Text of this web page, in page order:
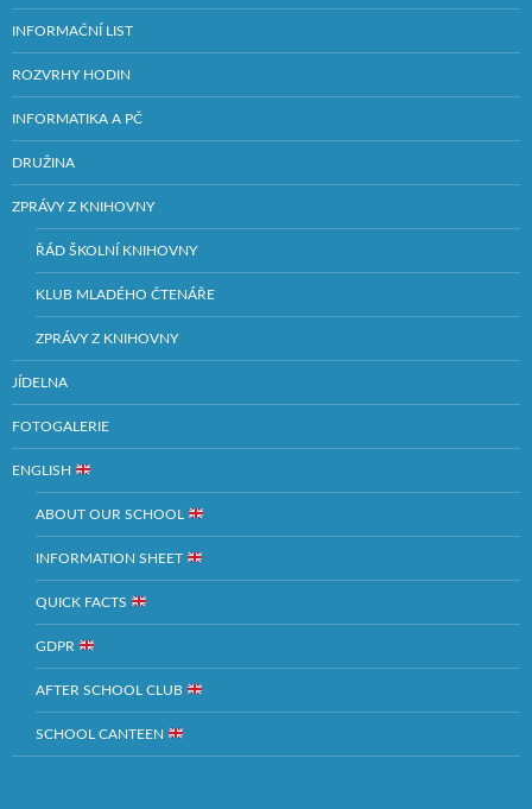
INFORMAČNÍ LIST
ROZVRHY HODIN
INFORMATIKA A PČ
DRUŽINA
ZPRÁVY Z KNIHOVNY
ŘÁD ŠKOLNÍ KNIHOVNY
KLUB MLADÉHO ČTENÁŘE
ZPRÁVY Z KNIHOVNY
JÍDELNA
FOTOGALERIE
ENGLISH
ABOUT OUR SCHOOL
INFORMATION SHEET
QUICK FACTS
GDPR
AFTER SCHOOL CLUB
SCHOOL CANTEEN